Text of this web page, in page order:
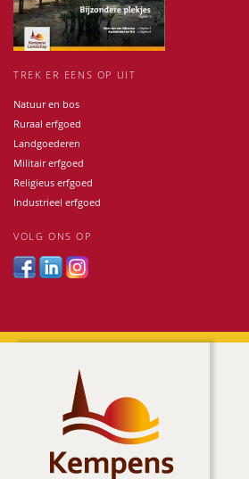
TREK ER EENS OP UIT
Natuur en bos
Ruraal erfgoed
Landgoederen
Militair erfgoed
Religieus erfgoed
Industrieel erfgoed
VOLG ONS OP